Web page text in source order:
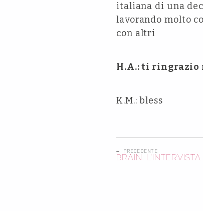
italiana di una
lavorando molto
con altri
H.A.: ti ringrazio
K.M.: bless
← PRECEDENTE
BRAIN: L’INTERVISTA